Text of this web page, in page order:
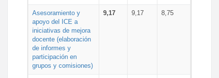
Asesoramiento y
apoyo del ICE a
iniciativas de mejora
docente (elaboración
de informes y
participación en
grupos y comisiones)
9,17 9,17 8,75